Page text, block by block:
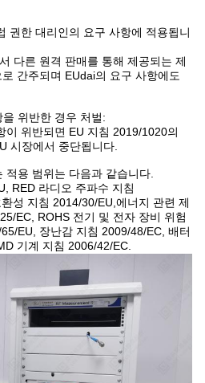
권한 대리인의 요구 사항에 적용됩니
다른 원격 판매를 통해 제공되는 제
간주되며 EUdai의 요구 사항에도
위반한 경우 처벌:
이 위반되면 EU 지침 2019/1020의
시장에서 중단됩니다.
용 범위는 다음과 같습니다.
RED 라디오 주파수 지침
성 지침 2014/30/EU,에너지 관련 제
EC, ROHS 전기 및 전자 장비 위험
EU, 장난감 지침 2009/48/EC, 배터
기계 지침 2006/42/EC.